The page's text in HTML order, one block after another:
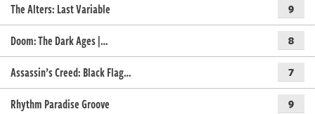
The Alters: Last Variable 9
Doom: The Dark Ages |… 8
Assassin’s Creed: Black Flag… 7
Rhythm Paradise Groove 9